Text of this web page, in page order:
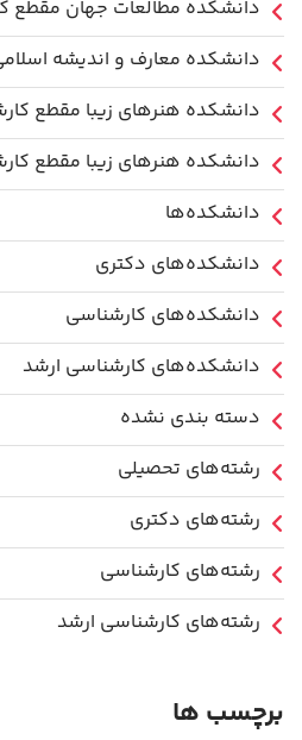
دانشکده مطالعات جهان مقطع
دانشکده معارف و اندیشه
دانشکده هنرهای زیبا مقطع
دانشکده هنرهای زیبا مقطع
دانشکده‌ها
دانشکده‌های دکتری
دانشکده‌های کارشناسی
دانشکده‌های کارشناسی ارشد
دسته بندی نشده
رشته‌های تحصیلی
رشته‌های دکتری
رشته‌های کارشناسی
رشته‌های کارشناسی ارشد
برچسب ها